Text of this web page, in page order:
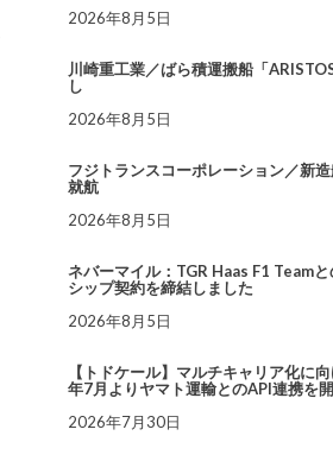
2026年8月5日
川崎重工業／ばら積運搬船「
し
2026年8月5日
フジトランスコーポレーション／新造
就航
2026年8月5日
ネバーマイル：TGR Haas F1 Team
シップ契約を締結しました
2026年8月5日
【トドケール】マルチキャリア化に
年7月よりヤマト運輸とのAPI連携を
2026年7月30日